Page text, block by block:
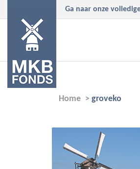
Ga naar onze
Home > groveko